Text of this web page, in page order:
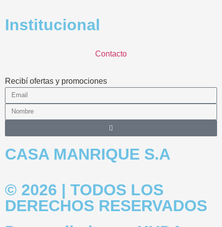
Institucional
Contacto
Recibí ofertas y promociones
CASA MANRIQUE S.A
© 2026 | TODOS LOS
DERECHOS RESERVADOS